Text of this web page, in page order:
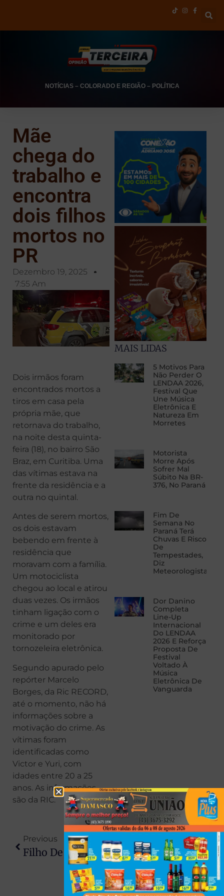
NOTÍCIAS– COLORADO E REGIÃO– POLÍTICA
Mãe
chega do
trabalho e
encontra
dois filhos
mortos no
PR
Dezembro 19, 2025
7:55 Am
Dois irmãos foram
encontrados mortos a
tiros em casa pela
própria mãe, que
retornava do trabalho,
na noite desta quinta-
feira (18), no bairro São
Braz, em Curitiba. Uma
das vítimas estava na
frente da residência e a
outra no quintal.
Antes de serem mortos,
os dois estavam
bebendo em frente à
residência que
moravam com a família.
Um motociclista
chegou ao local e atirou
duas vezes. Os irmãos
tinham ligação com o
crime e um deles era
monitorado por
tornozeleira eletrônica.
Segundo apurado pelo
repórter Marcelo
Borges, da Ric RECORD,
até o momento, não há
informações sobre a
motivação do crime. As
vítimas foram
identificadas como
Victor e Yuri, com
idades entre 20 a 25
anos. As informações
são da RIC.
MAIS LIDAS
5 Motivos Para
Não Perder O
LENDAA 2026,
Festival Que
Une Música
Eletrônica E
Natureza Em
Morretes
Motorista
Morre Após
Sofrer Mal
Súbito Na BR-
376, No Paraná
Fim De
Semana No
Paraná Terá
Chuvas E Risco
De
Tempestades,
Diz
Meteorologista
Dor Danino
Completa
Line-Up
Internacional
Do LENDAA
2026 E Reforça
Proposta De
Festival
Voltado À
Música
Eletrônica De
Vanguarda
Previous
Filho De 20 Anos Mata Pai E Diz Que Agiu Para Proteger A Mãe De Agressões
Next
Mãe Obrigou Filha A Ser Abusada Pelo Marido Para Ele Não Arranjar “outra Mulher”